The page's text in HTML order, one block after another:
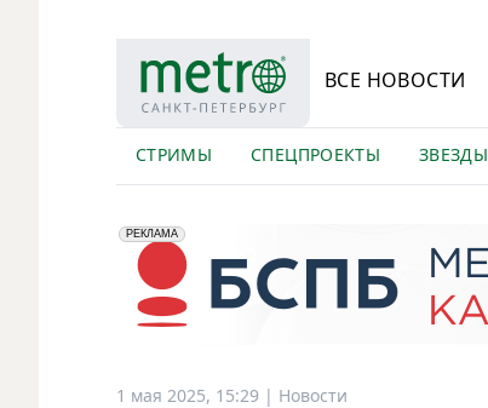
ВСЕ НОВОСТИ
СТРИМЫ СПЕЦПРОЕКТЫ ЗВЕЗДЫ
erid: 2VfnxyFybV5
РЕКЛАМА
ПАО "Банк "Санкт-Петербург", ИНН: 7831000027
1 мая 2025, 15:29 | Новости